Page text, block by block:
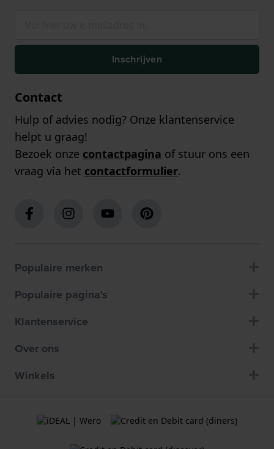
Inschrijven
Contact
Hulp of advies nodig? Onze klantenservice
helpt u graag!
Bezoek onze contactpagina of stuur ons een
vraag via het contactformulier.
Populaire merken
Populaire pagina's
Klantenservice
Over ons
Winkels